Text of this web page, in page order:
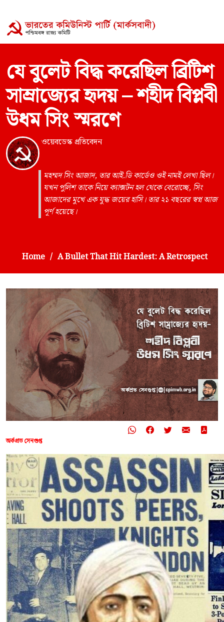
যে বুলেট বিদ্ধ করেছিল ব্রিটিশ
সাম্রাজ্যের হৃদয় – শহীদ বিপ্লবী
উধম সিং স্মরণে
ওয়েবডেস্ক প্রতিবেদন
মহম্মদ সিং আজাদ, তার আই.ডি কার্ডেও ওই নামই লেখা ছিল।
যখন পুলিশ তাকে নিয়ে ক্যাক্সটন হল থেকে বেরোচ্ছে, সিং
আজাদের মুখে এক যুদ্ধ জয়ের হাসি। তার ২১ বছরের স্বপ্ন আজ
পূর্ণ হয়েছে।
Home A Bullet That Hit Hardest: A Retrospect
অর্কপ্রভ সেনগুপ্ত